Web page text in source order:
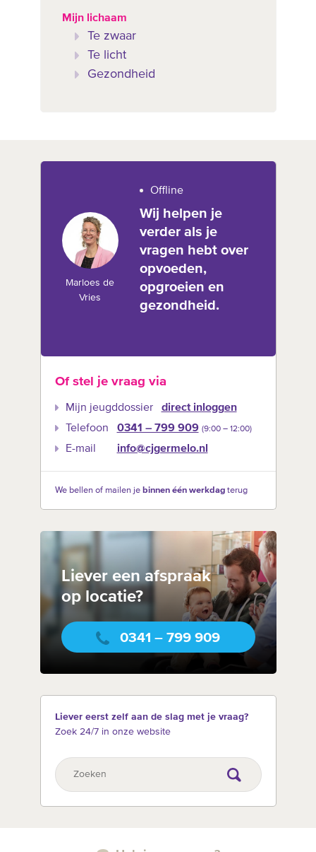
Mijn lichaam
Te zwaar
Te licht
Gezondheid
Marloes de
Vries
Offline
Wij helpen je
verder als je
vragen hebt over
opvoeden,
opgroeien en
gezondheid.
Of stel je vraag via
Mijn jeugddossier
direct inloggen
Telefoon
0341 – 799 909 (9:00 –‍ 12:00)
E-mail info@cjgermelo.nl
We bellen of mailen je binnen één werkdagterug
Liever een afspraak
op locatie?
0341 – 799 909
Liever eerst zelf aan de slag met je vraag?
Zoek 24/7 in onze website